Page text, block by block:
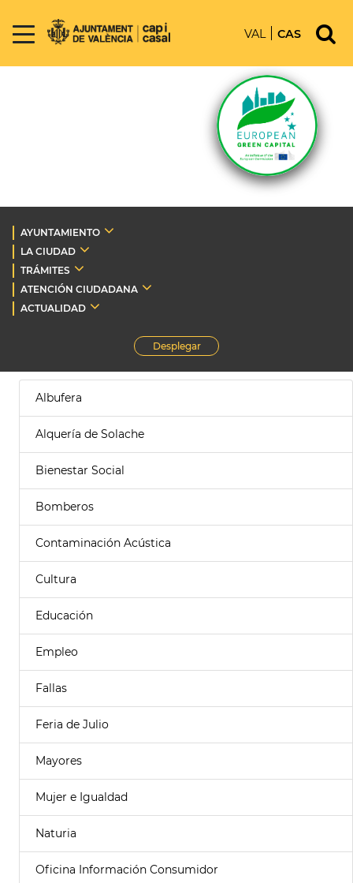
VAL CAS
AYUNTAMIENTO
LA CIUDAD
TRÁMITES
ATENCIÓN CIUDADANA
ACTUALIDAD
Desplegar
Albufera
Alquería de Solache
Bienestar Social
Bomberos
Contaminación Acústica
Cultura
Educación
Empleo
Fallas
Feria de Julio
Mayores
Mujer e Igualdad
Naturia
Oficina Información Consumidor